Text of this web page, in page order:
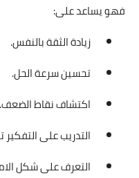
فهو يساعد على:
زيادة الثقة بالنفس.
تحسين سرعة الحل.
اكتشاف نقاط الضعف.
التدريب على
التعرف على شكل